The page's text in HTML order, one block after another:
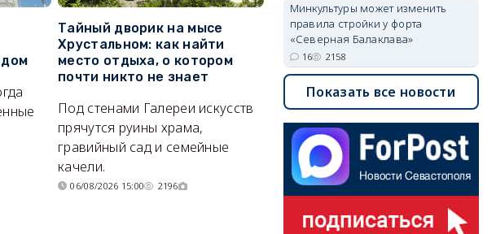
Тайный дворик на мысе
Хрустальном: как найти
место отдыха, о котором
почти никто не знает
Под стенами Галереи искусств
прячутся руины храма,
гравийный сад и семейные
качели.
06/08/2026 15:00 2196
Где в Севастополе можно
заработать 100 тысяч в
месяц
А где — несоизмеримо меньше.
06/08/2026 10:02 3799
Минкультуры может изменить
правила стройки у форта
«Северная Балаклава»
16 2158
Показать все новости